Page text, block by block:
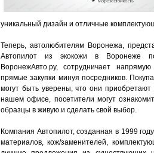
уникальный дизайн и отличные
Теперь, автолюбителям Воронежа,
Автопилот из экокожи в Воронеже
ВоронежАвто.ру, сотрудничает
прямые закупки минуя посредников.
могут быть уверены, что они
нашем офисе, посетители могут
образцы в живую и сделать свой выбор.
Компания Автопилот, созданная в 1999
материалов, кож/заменителей,